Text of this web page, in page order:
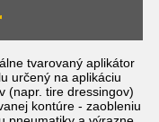
tvarovaný aplikátor
určený na aplikáciu
(napr. tire dressingov)
kontúre - zaobleniu